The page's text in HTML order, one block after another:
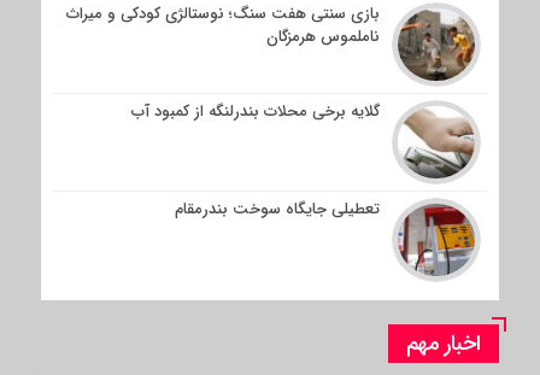
بازی سنتی هفت سنگ؛ نوستالژی کودکی و میراث
ناملموس هرمزگان
گلایه برخی محلات بندرلنگه از کمبود آب
تعطیلی جایگاه سوخت بندرمقام
اخبار مهم